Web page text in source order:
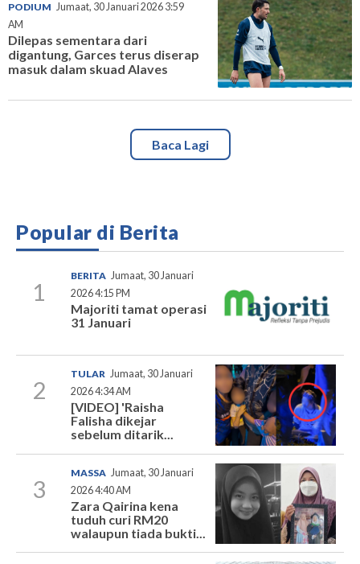
PODIUM Jumaat, 30 Januari 2026 3:59
AM
Dilepas sementara dari
digantung, Garces terus diserap
masuk dalam skuad Alaves
Baca Lagi
Popular di Berita
1
BERITA Jumaat, 30 Januari
2026 4:15 PM
Majoriti tamat operasi
31 Januari
2
TULAR Jumaat, 30 Januari
2026 4:34 AM
[VIDEO] 'Raisha
Falisha dikejar
sebelum ditarik...
3
MASSA Jumaat, 30 Januari
2026 4:40 AM
Zara Qairina kena
tuduh curi RM20
walaupun tiada bukti...